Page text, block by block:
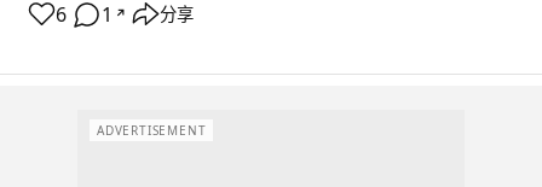
6 1 ↗ 分享
ADVERTISEMENT